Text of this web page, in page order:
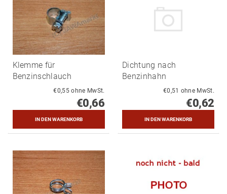
Klemme für
Benzinschlauch
€0,55 ohne MwSt.
€0,66
Dichtung nach
Benzinhahn
€0,51 ohne MwSt.
€0,62